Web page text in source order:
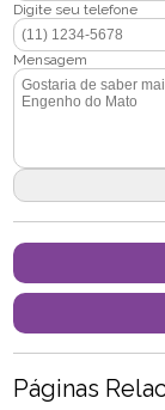
Digite seu telefone
Mensagem
Páginas